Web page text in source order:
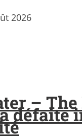
2026
–
défaite